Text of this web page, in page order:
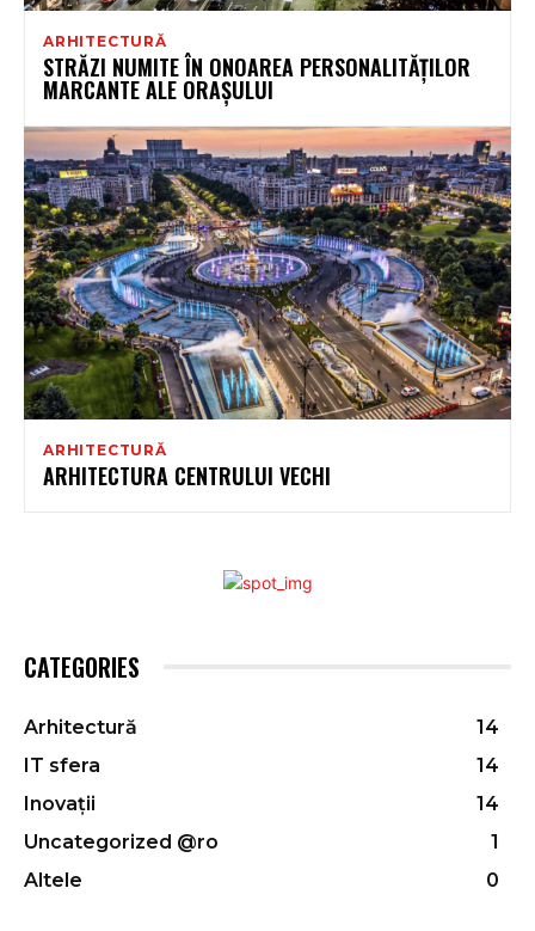
ARHITECTURĂ
STRĂZI NUMITE ÎN ONOAREA PERSONALITĂȚILOR
MARCANTE ALE ORAȘULUI
ARHITECTURĂ
ARHITECTURA CENTRULUI VECHI
CATEGORIES
Arhitectură
14
IT sfera
14
Inovații
14
Uncategorized @ro
1
Altele
0